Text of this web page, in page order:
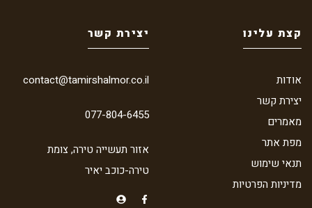
קצת עלינו
אודות
יצירת קשר
מאמרים
מפת אתר
תנאי שימוש
מדיניות הפרטיות
יצירת קשר
contact@tamirshalmor.co.il
077-804-6455
אזור תעשייה טירה, צומת
טירה-כוכב יאיר